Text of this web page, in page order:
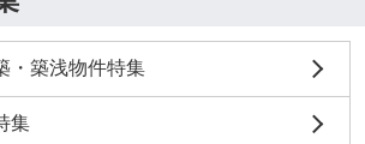
・築浅物件特集
集